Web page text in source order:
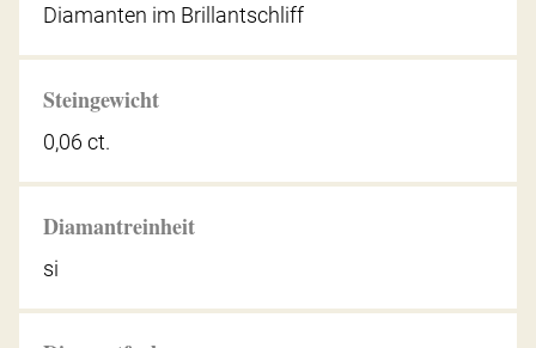
Diamanten im Brillantschliff
Steingewicht
0,06 ct.
Diamantreinheit
si